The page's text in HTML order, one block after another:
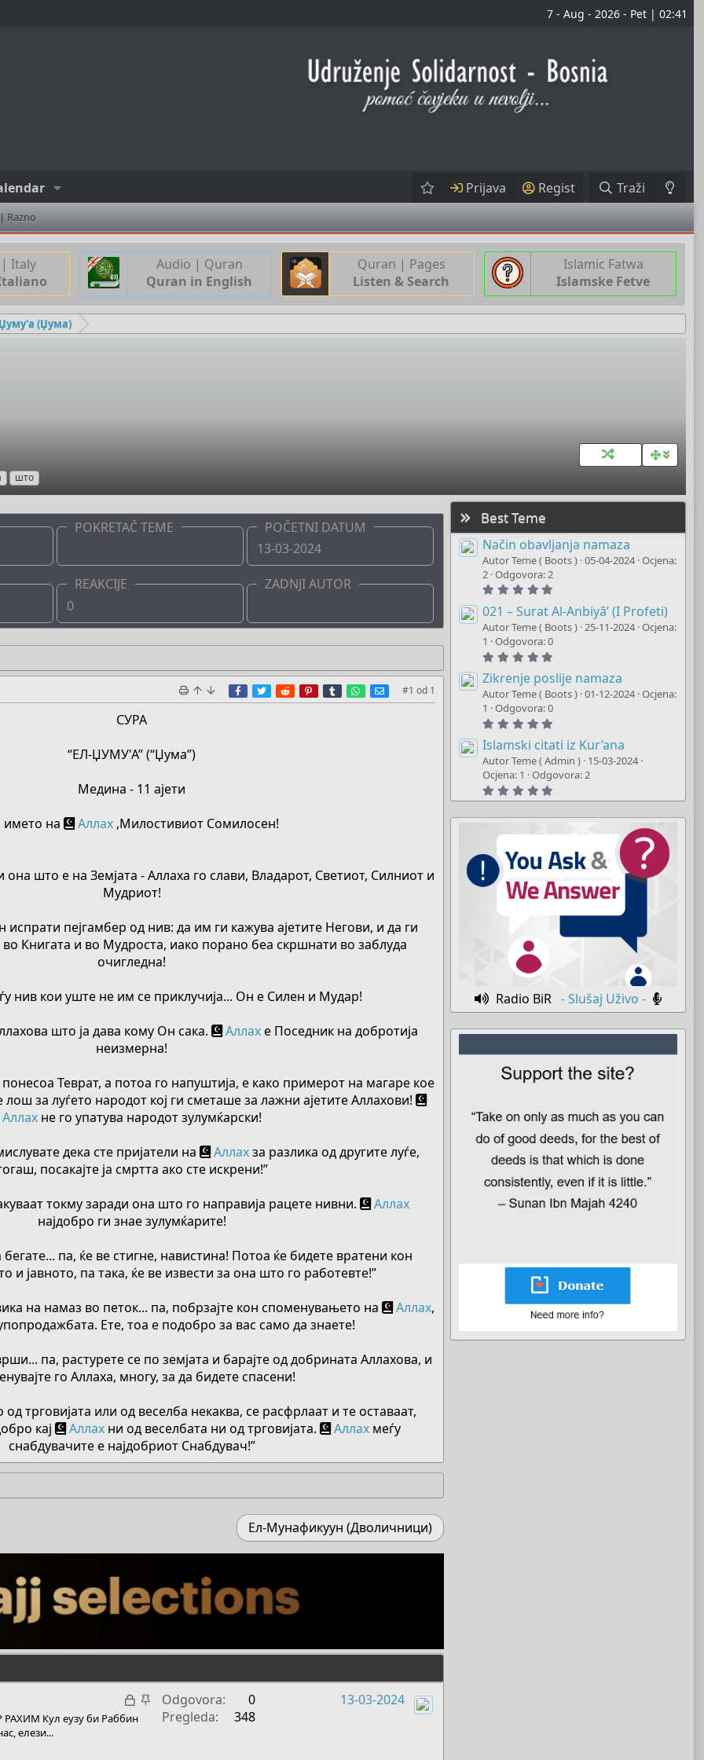
7 - Aug - 2026 - Pet | 02:41
Prijava Regist Traži
Razno
Italy
Audio | Quran
Quran in English
Quran | Pages
Listen & Search
Islamic Fatwa
Islamske Fetve
(Џума)
што
POKRETAČ TEME
POČETNI DATUM
13-03-2024
REAKCIJE
0
ZADNJI AUTOR
Facebook
TwitterRedditPinterest
TumblrWhatsApp
E-mail
#1 od 1
СУРА
“ЕЛ-ЏУМУ'А” (“Џума”)
Медина - 11 ајети
името на
Аллах,Милостивиот Сомилосен!
што е на Земјата - Аллаха го слави, Владарот, Светиот, Силниот и
Мудриот!
пејгамбер од нив: да им ги кажува ајетите Негови, и да ги
Книгата и во Мудроста, иако порано беа скршнати во заблуда
очигледна!
нив кои уште не им се приклучија... Он е Силен и Мудар!
што ја дава кому Он сака.
Аллахе Поседник на добротија
неизмерна!
Теврат, а потоа го напуштија, е како примерот на магаре кое
лош за луѓето народот кој ги сметаше за лажни ајетите Аллахови!
Аллахне го упатува народот зулумќарски!
дека сте пријатели на
Аллахза разлика од другите луѓе,
посакајте ја смртта ако сте искрени!”
токму заради она што го направија рацете нивни.
Аллах
најдобро ги знае зулумќарите!
па, ќе ве стигне, навистина! Потоа ќе бидете вратени кон
и јавното, па така, ќе ве извести за она што го работевте!”
на намаз во петок... па, побрзајте кон споменувањето на
Аллах,
Ете, тоа е подобро за вас само да знаете!
па, растурете се по земјата и барајте од добрината Аллахова, и
го Аллаха, многу, за да бидете спасени!
трговијата или од веселба некаква, се расфрлаат и те оставаат,
кај
Аллахни од веселбата ни од трговијата. Аллахмеѓу
снабдувачите е најдобриот Снабдувач!”​
Ел-Мунафикуун (Дволичници)
Z
a
Z
Кул еузу би Раббин
елези...
Odgovora
0
Pregleda
348
13-03-2024
Best Teme
Način obavljanja namaza
Autor Teme ( Boots ) 05-04-2024 Ocjena:
2 Odgovora: 2
0
0
s
(
s
)
021 – Surat Al-Anbiyâ’ (I Profeti)
Autor Teme ( Boots ) 25-11-2024 Ocjena:
1
Odgovora: 0
0
0
s
s
)
Zikrenje poslije namaza
Autor Teme ( Boots ) 01-12-2024 Ocjena:
1
Odgovora: 0
0
0
s
t
(
s
Islamski citati iz Kur’ana
Autor Teme ( Admin ) 15-03-2024
Ocjena: 1
Odgovora: 2
.
0
a
r
s
)
Radio BiR - Slušaj Uživo -